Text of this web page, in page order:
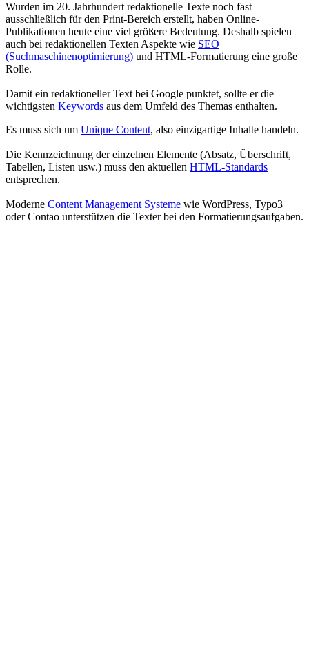
Wurden im 20. Jahrhundert redaktionelle Texte noch fast
ausschließlich für den Print-Bereich erstellt, haben Online-
Publikationen heute eine viel größere Bedeutung. Deshalb spielen
auch bei redaktionellen Texten Aspekte wie SEO
(Suchmaschinenoptimierung) und HTML-Formatierung eine große
Rolle.
Damit ein redaktioneller Text bei Google punktet, sollte er die
wichtigsten Keywords aus dem Umfeld des Themas enthalten.
Es muss sich um Unique Content, also einzigartige Inhalte handeln.
Die Kennzeichnung der einzelnen Elemente (Absatz, Überschrift,
Tabellen, Listen usw.) muss den aktuellen HTML-Standards
entsprechen.
Moderne Content Management Systeme wie WordPress, Typo3
oder Contao unterstützen die Texter bei den Formatierungsaufgaben.